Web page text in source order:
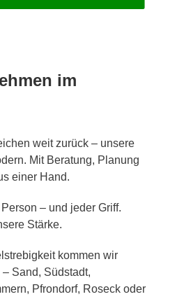
im
weit zurück – unsere
Mit Beratung, Planung
einer Hand.
– und jeder Griff.
Stärke.
kommen wir
Sand, Südstadt,
Pfrondorf, Roseck oder